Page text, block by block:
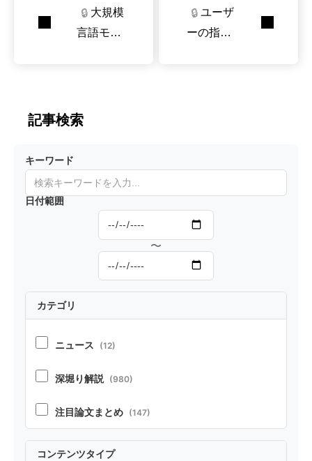
🔒 大規模
言語モデ
これから
④ -ベン
別の優秀
なモデル
と将来展
🔒 ユーザ
ーの指示
キテクチ
al-Interac
t』
記事検索
キーワード
日付範囲
〜
カテゴリ
ニュース (12)
深堀り解説 (980)
注目論文まとめ (147)
コンテンツタイプ